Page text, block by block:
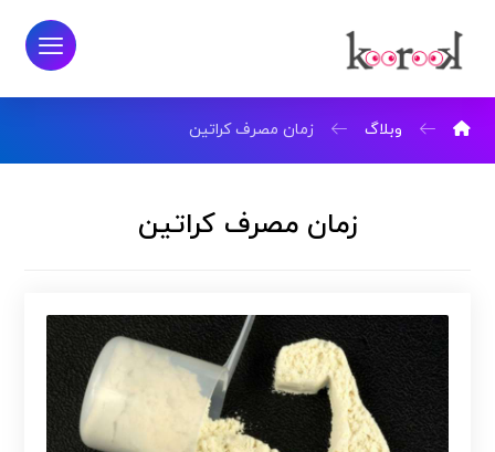
وبلاگ زمان مصرف کراتین
زمان مصرف کراتین